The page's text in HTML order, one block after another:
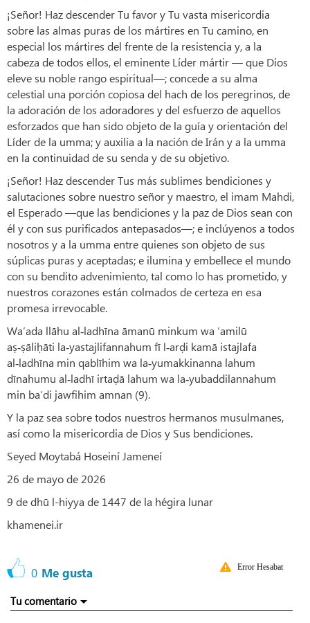
¡Señor! Haz descender Tu favor y Tu vasta misericordia
sobre las almas puras de los mártires en Tu camino, en
especial los mártires del frente de la resistencia y, a la
cabeza de todos ellos, el eminente Líder mártir — que Dios
eleve su noble rango espiritual—; concede a su alma
celestial una porción copiosa del hach de los peregrinos, de
la adoración de los adoradores y del esfuerzo de aquellos
esforzados que han sido objeto de la guía y orientación del
Líder de la umma; y auxilia a la nación de Irán y a la umma
en la continuidad de su senda y de su objetivo.
¡Señor! Haz descender Tus más sublimes bendiciones y
salutaciones sobre nuestro señor y maestro, el imam Mahdi,
el Esperado —que las bendiciones y la paz de Dios sean con
él y con sus purificados antepasados—; e inclúyenos a todos
nosotros y a la umma entre quienes son objeto de sus
súplicas puras y aceptadas; e ilumina y embellece el mundo
con su bendito advenimiento, tal como lo has prometido, y
nuestros corazones están colmados de certeza en esa
promesa irrevocable.
Wa‘ada llāhu al‑ladhīna āmanū minkum wa ‘amilū
aṣ‑ṣāliḥāti la‑yastajlifannahum fī l‑arḍi kamā istajlafa
al‑ladhīna min qablīhim wa la‑yumakkinanna lahum
dīnahumu al‑ladhī irtaḍā lahum wa la‑yubaddilannahum
min ba‘di jawfihim amnan (9).
Y la paz sea sobre todos nuestros hermanos musulmanes,
así como la misericordia de Dios y Sus bendiciones.
Seyed Moytabá Hoseiní Jameneí
26 de mayo de 2026
9 de dhū l-hiyya de 1447 de la hégira lunar
khamenei.ir
0 Me gusta Error Hesabat
Tu comentario